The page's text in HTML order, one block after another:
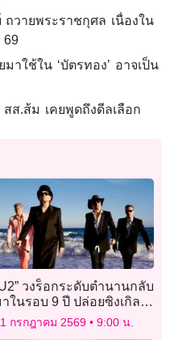
วายพระราชกุศล เนื่องใน
69
าใช้ใน ‘บัตรทอง’ อาจเป็น
ส.ส้ม เคยพูดถึงดีลเลือก
วงร็อกระดับตำนานกลับ
ในรอบ 9 ปี ปล่อยซิงเกิล
ม่สุดเท่ “Street Of
Dreams”เอาใจแฟนๆ
กรกฎาคม 2569 9:00 น.